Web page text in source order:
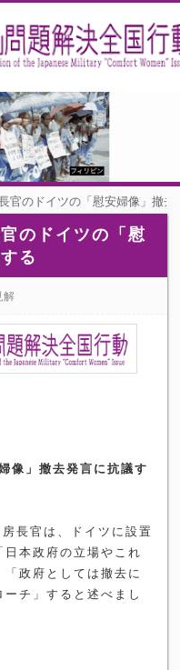
官のドイツの「慰安婦像」撤
のドイツの「慰
る
解
像」撤去発言に抗議す
長官は、ドイツに設置
本政府の立場やこれ
政府としては撤去に
チ」すると述べまし